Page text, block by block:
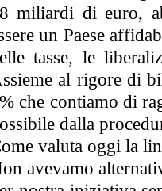
miliardi di euro,
un Paese
tasse, le
al rigore di
che contiamo di
dalla
valuta oggi la
avevamo